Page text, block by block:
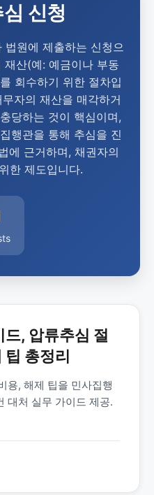
신청
법원에 제출하는 신청으
산(예: 예금이나 부동
회수하기 위한 절차입
자의 재산을 매각하거
당하는 것이 핵심이며,
행관을 통해 추심을 진
에 근거하며, 채권자의
한 제도입니다.
, 압류추심 절
팁 총정리
용, 해제 팁을 민사집행
대처 실무 가이드 제공.